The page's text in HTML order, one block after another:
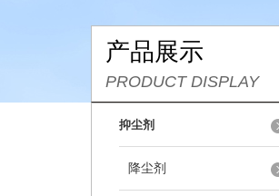
产品展示
PRODUCT DISPLAY
抑尘剂
降尘剂